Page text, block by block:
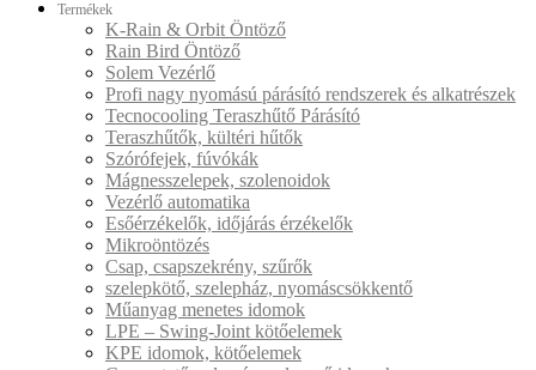
Termékek
K-Rain & Orbit Öntöző
Rain Bird Öntöző
Solem Vezérlő
Profi nagy nyomású párásító rendszerek és alkatrészek
Tecnocooling Teraszhűtő Párásító
Teraszhűtők, kültéri hűtők
Szórófejek, fúvókák
Mágnesszelepek, szolenoidok
Vezérlő automatika
Esőérzékelők, időjárás érzékelők
Mikroöntözés
Csap, csapszekrény, szűrők
szelepkötő, szelepház, nyomáscsökkentő
Műanyag menetes idomok
LPE – Swing-Joint kötőelemek
KPE idomok, kötőelemek